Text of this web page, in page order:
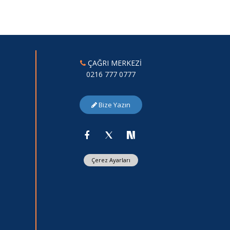
ÇAĞRI MERKEZİ
0216 777 0777
Bize Yazın
Çerez Ayarları